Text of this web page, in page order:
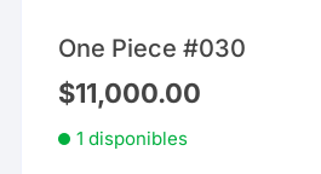
One Piece #030
$11,000.00
1 disponibles